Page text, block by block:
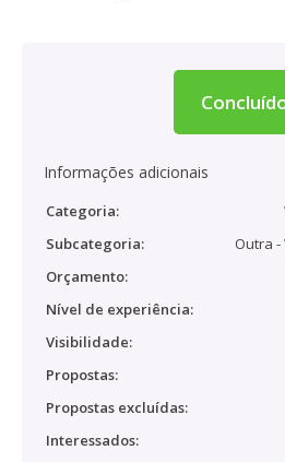
Informações adicionais
Categoria:
Subcategoria:
Outra
Orçamento:
Nível de experiência:
Visibilidade:
Propostas:
Propostas excluídas:
Interessados: